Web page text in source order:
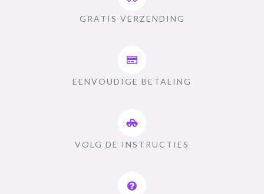
GRATIS VERZENDING
EENVOUDIGE BETALING
VOLG DE INSTRUCTIES